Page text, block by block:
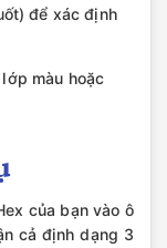
để xác định
màu hoặc
của bạn vào ô
cả định dạng 3